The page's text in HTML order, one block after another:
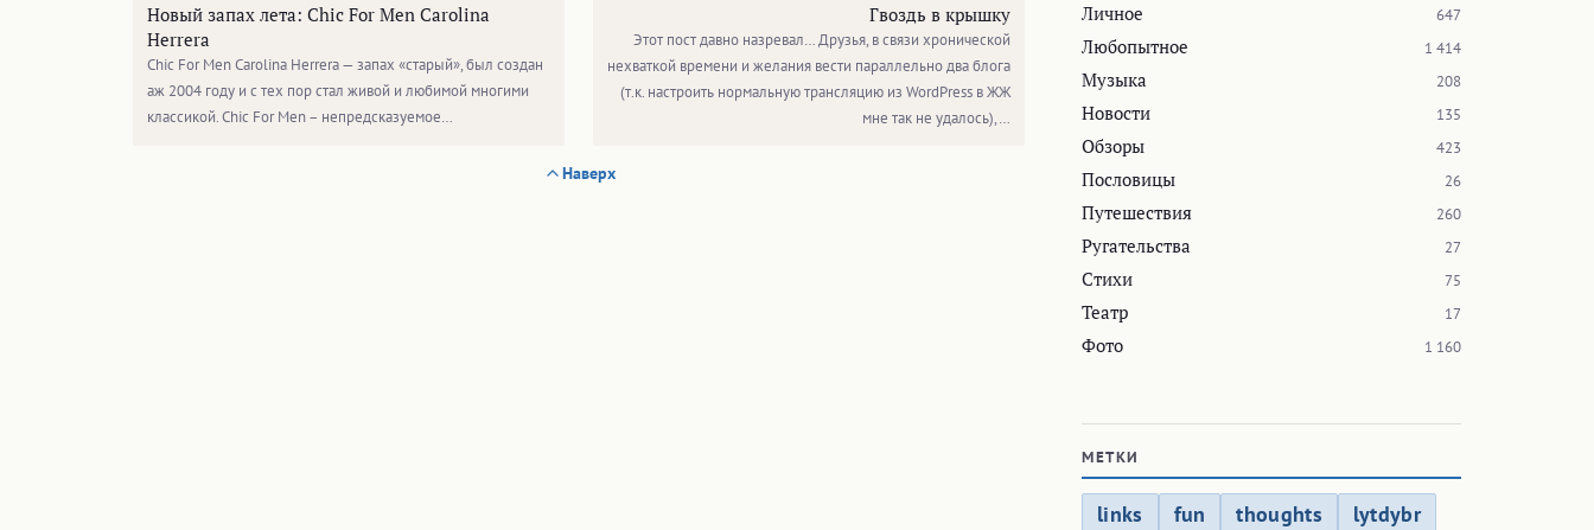
Новый запах лета: Chic For Men Carolina
Herrera
Chic For Men Carolina Herrera — запах «старый», был создан
аж 2004 году и с тех пор стал живой и любимой многими
классикой. Chic For Men – непредсказуемое…
Гвоздь в крышку
Этот пост давно назревал… Друзья, в связи хронической
нехваткой времени и желания вести параллельно два блога
(т.к. настроить нормальную трансляцию из WordPress в ЖЖ
мне так не удалось),…
Наверх
Личное 647
Любопытное 1 414
Музыка 208
Новости 135
Обзоры 423
Пословицы 26
Путешествия 260
Ругательства 27
Стихи 75
Театр 17
Фото 1 160
МЕТКИ
links fun thoughts
lytdybr